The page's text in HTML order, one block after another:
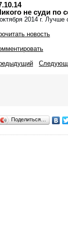
не суди по
2014 г.
новость
Поделиться…